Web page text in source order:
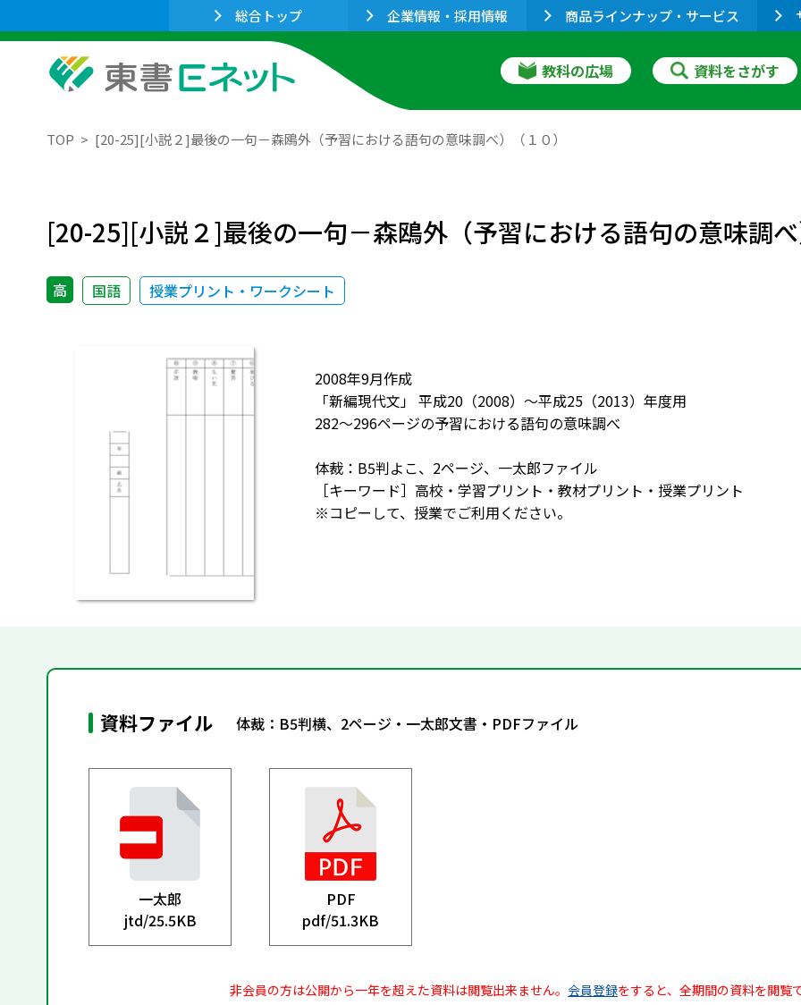
総合トップ 企業情報・採用情報 商品ラインナップ・サービス
教科の広場 資料をさがす
TOP [20-25][小説２]最後の一句－森鴎外（予習における語句の意味調べ）（１０）
[20-25][小説２]最後の一句－森鴎外（予習における語句の意味調べ
高 国語 授業プリント・ワークシート
2008年9月作成
「新編現代文」 平成20（2008）～平成25（2013）年度用
282～296ページの予習における語句の意味調べ
体裁：B5判よこ、2ページ、一太郎ファイル
［キーワード］高校・学習プリント・教材プリント・授業プリント
※コピーして、授業でご利用ください。
資料ファイル 体裁：B5判横、2ページ・一太郎文書・PDFファイル
一太郎
jtd/25.5KB
PDF
pdf/51.3KB
非会員の方は公開から一年を超えた資料は閲覧出来ません。 会員登録をすると、全期間の資料を閲覧